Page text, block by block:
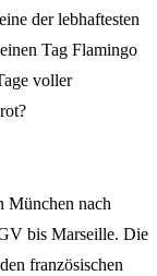
der lebhaftesten
Tag Flamingo
voller
München nach
bis Marseille. Die
französischen